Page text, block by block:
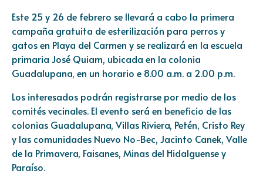
Este 25 y 26 de febrero se llevará a cabo la primera
campaña gratuita de esterilización para perros y
gatos en Playa del Carmen y se realizará en la escuela
primaria José Quiam, ubicada en la colonia
Guadalupana, en un horario e 8.00 a.m. a 2.00 p.m.
Los interesados podrán registrarse por medio de los
comités vecinales. El evento será en beneficio de las
colonias Guadalupana, Villas Riviera, Petén, Cristo Rey
y las comunidades Nuevo No-Bec, Jacinto Canek, Valle
de la Primavera, Faisanes, Minas del Hidalguense y
Paraíso.